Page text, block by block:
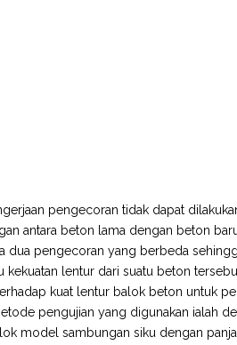
pengecoran tidak dapat
antara beton lama dengan beton
dua pengecoran yang berbeda
lentur dari suatu beton
kuat lentur balok beton untuk
pengujian yang digunakan ialah
model sambungan siku dengan